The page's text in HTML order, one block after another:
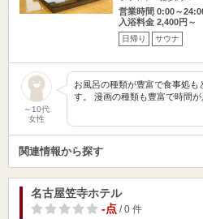
営業時間 0:00～
入浴料金 2,400円～
日帰り サウナ
～10代
女性
お風呂の種類が豊富で食事処
す。 漫画の種類も豊富で時間
関連情報から探す
名古屋笠寺ホテル
-点/ 0 件